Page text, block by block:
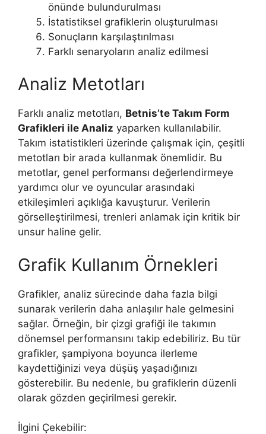
önünde bulundurulması
İstatistiksel grafiklerin oluşturulması
Sonuçların karşılaştırılması
Farklı senaryoların analiz edilmesi
Analiz Metotları
Farklı analiz metotları, Betnis’te Takım Form
Grafikleri ile Analiz yaparken kullanılabilir.
Takım istatistikleri üzerinde çalışmak için, çeşitli
metotları bir arada kullanmak önemlidir. Bu
metotlar, genel performansı değerlendirmeye
yardımcı olur ve oyuncular arasındaki
etkileşimleri açıklığa kavuşturur. Verilerin
görselleştirilmesi, trenleri anlamak için kritik bir
unsur haline gelir.
Grafik Kullanım Örnekleri
Grafikler, analiz sürecinde daha fazla bilgi
sunarak verilerin daha anlaşılır hale gelmesini
sağlar. Örneğin, bir çizgi grafiği ile takımın
dönemsel performansını takip edebiliriz. Bu tür
grafikler, şampiyona boyunca ilerleme
kaydettiğinizi veya düşüş yaşadığınızı
gösterebilir. Bu nedenle, bu grafiklerin düzenli
olarak gözden geçirilmesi gerekir.
İlgini Çekebilir: